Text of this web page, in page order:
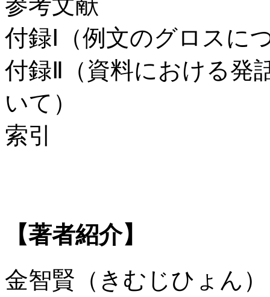
付録Ⅰ（例文のグロスに
付録Ⅱ（資料における発
いて）
索引
【著者紹介】
金智賢（きむじひょん